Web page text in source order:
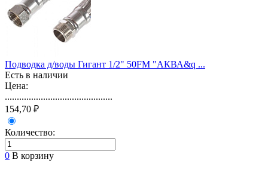
Подводка д/воды Гигант 1/2" 50FМ "АКВА&q ...
Есть в наличии
Цена:
.............................................
154,70 ₽
Количество:
0 В корзину